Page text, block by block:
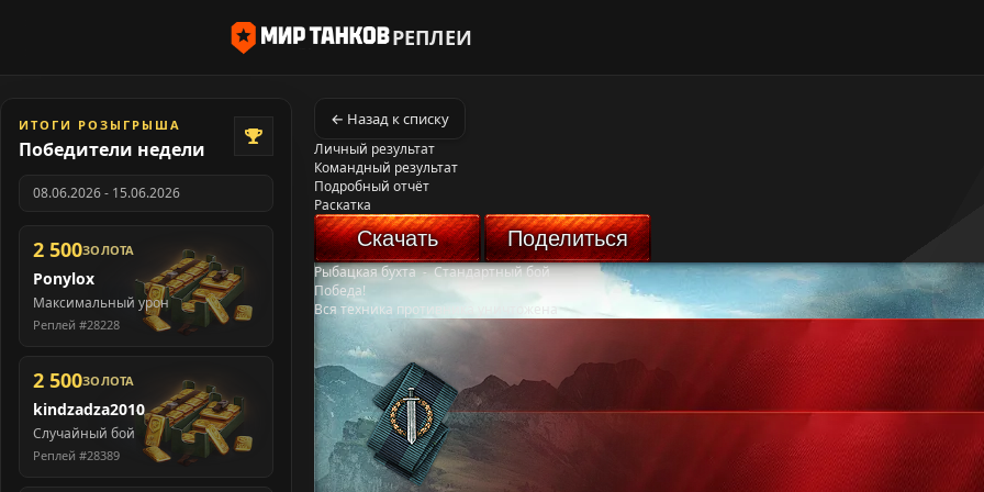
РЕПЛЕИ
ИТОГИ РОЗЫГРЫША
Победители недели
08.06.2026 - 15.06.2026
2 500ЗОЛОТА
Ponylox
Максимальный урон
Реплей #28228
2 500ЗОЛОТА
kindzadza2010
Случайный бой
Реплей #28389
← Назад к списку
Личный результат
Командный результат
Подробный отчёт
Раскатка
Скачать Поделиться
Рыбацкая бухта-Стандартный бой
Победа!
Вся техника противника уничтожена